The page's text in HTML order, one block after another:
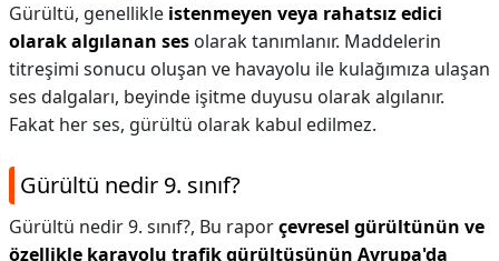
Gürültü, genellikle istenmeyen veya rahatsız edici
olarak algılanan ses olarak tanımlanır. Maddelerin
titreşimi sonucu oluşan ve havayolu ile kulağımıza ulaşan
ses dalgaları, beyinde işitme duyusu olarak algılanır.
Fakat her ses, gürültü olarak kabul edilmez.
Gürültü nedir 9. sınıf?
Gürültü nedir 9. sınıf?, Bu raporçevresel gürültünün ve
özellikle karayolu trafik gürültüsünün Avrupa'da